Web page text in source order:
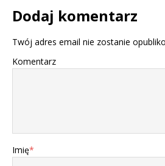
Dodaj komentarz
Twój adres email nie zostanie
Komentarz
Imię*